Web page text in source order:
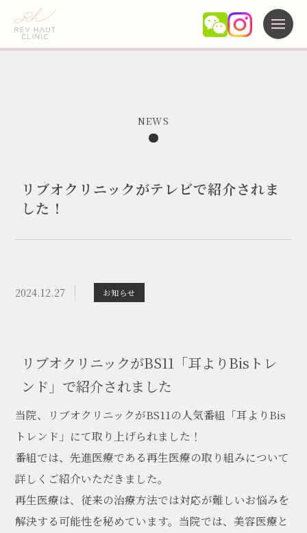
未成年の方へ
キャンセルポリシー
各種お問い合わせはこちら
Tel: 06-6556-6477
診察時間: 10:00～18:00
ネットで予約する
お問い合わせフォーム
リブオクリニックがテレビで紹介されま
した！
NEWS
2024.12.27 お知らせ
リブオクリニックがBS11「耳よりBisトレ
ンド」で紹介されました
当院、リブオクリニックがBS11の人気番組「耳よりBis
トレンド」にて取り上げられました！
番組では、先進医療である再生医療の取り組みについて
詳しくご紹介いただきました。
再生医療は、従来の治療方法では対応が難しいお悩みを
解決する可能性を秘めています。当院では、美容医療と